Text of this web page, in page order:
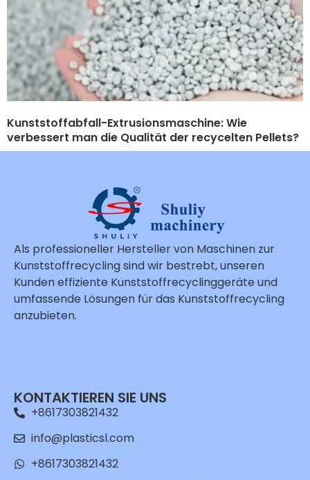
Kunststoffabfall-Extrusionsmaschine: Wie
verbessert man die Qualität der recycelten Pellets?
Als professioneller Hersteller von Maschinen zur
Kunststoffrecycling sind wir bestrebt, unseren
Kunden effiziente Kunststoffrecyclinggeräte und
umfassende Lösungen für das Kunststoffrecycling
anzubieten.
KONTAKTIEREN SIE UNS
+8617303821432
info@plasticsl.com
+8617303821432